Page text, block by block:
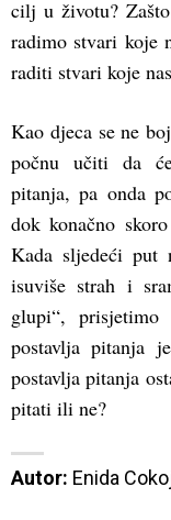
cilj u životu?
radimo stvari koje
raditi stvari koje
Kao djeca se ne
počnu učiti da
pitanja, pa onda
dok konačno
Kada sljedeći put
isuviše strah i
glupi“,
postavlja pitanja
postavlja pitanja
pitati ili ne?
Autor: Enida